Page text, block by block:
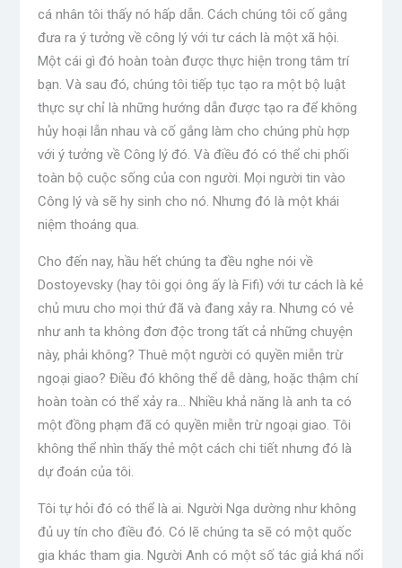
cá nhân tôi thấy nó hấp dẫn. Cách chúng tôi cố gắng
đưa ra ý tưởng về công lý với tư cách là một xã hội.
Một cái gì đó hoàn toàn được thực hiện trong tâm trí
bạn. Và sau đó, chúng tôi tiếp tục tạo ra một bộ luật
thực sự chỉ là những hướng dẫn được tạo ra để không
hủy hoại lẫn nhau và cố gắng làm cho chúng phù hợp
với ý tưởng về Công lý đó. Và điều đó có thể chi phối
toàn bộ cuộc sống của con người. Mọi người tin vào
Công lý và sẽ hy sinh cho nó. Nhưng đó là một khái
niệm thoáng qua.
Cho đến nay, hầu hết chúng ta đều nghe nói về
Dostoyevsky (hay tôi gọi ông ấy là Fifi) với tư cách là kẻ
chủ mưu cho mọi thứ đã và đang xảy ra. Nhưng có vẻ
như anh ta không đơn độc trong tất cả những chuyện
này, phải không? Thuê một người có quyền miễn trừ
ngoại giao? Điều đó không thể dễ dàng, hoặc thậm chí
hoàn toàn có thể xảy ra… Nhiều khả năng là anh ta có
một đồng phạm đã có quyền miễn trừ ngoại giao. Tôi
không thể nhìn thấy thẻ một cách chi tiết nhưng đó là
dự đoán của tôi.
Tôi tự hỏi đó có thể là ai. Người Nga dường như không
đủ uy tín cho điều đó. Có lẽ chúng ta sẽ có một quốc
gia khác tham gia. Người Anh có một số tác giả khá nổi